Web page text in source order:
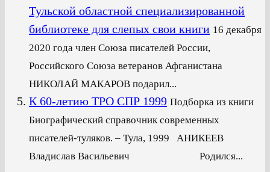
Тульской областной специализированной
библиотеке для слепых свои книги 16 декабря
2020 года член Союза писателей России,
Российского Союза ветеранов Афганистана
НИКОЛАЙ МАКАРОВ подарил...
К 60-летию ТРО СПР 1999 Подборка из книги
Биографический справочник современных
писателей-туляков. – Тула, 1999 АНИКЕЕВ
Владислав Васильевич Родился...